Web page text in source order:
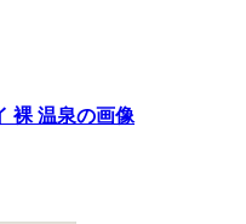
裸 温泉の画像